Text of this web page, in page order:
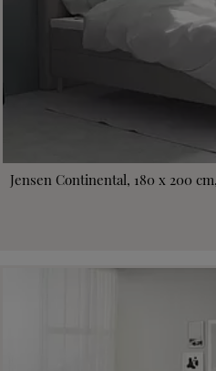
Jensen Continental, 180 x 200